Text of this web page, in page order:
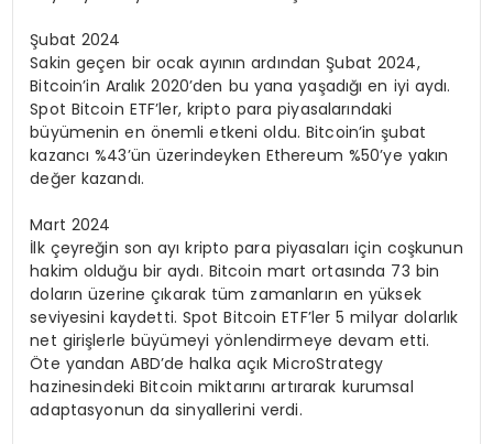
Şubat 2024
Sakin geçen bir ocak ayının ardından Şubat 2024,
Bitcoin’in Aralık 2020’den bu yana yaşadığı en iyi aydı.
Spot Bitcoin ETF’ler, kripto para piyasalarındaki
büyümenin en önemli etkeni oldu. Bitcoin’in şubat
kazancı %43’ün üzerindeyken Ethereum %50’ye yakın
değer kazandı.
Mart 2024
İlk çeyreğin son ayı kripto para piyasaları için coşkunun
hakim olduğu bir aydı. Bitcoin mart ortasında 73 bin
doların üzerine çıkarak tüm zamanların en yüksek
seviyesini kaydetti. Spot Bitcoin ETF’ler 5 milyar dolarlık
net girişlerle büyümeyi yönlendirmeye devam etti.
Öte yandan ABD’de halka açık MicroStrategy
hazinesindeki Bitcoin miktarını artırarak kurumsal
adaptasyonun da sinyallerini verdi.